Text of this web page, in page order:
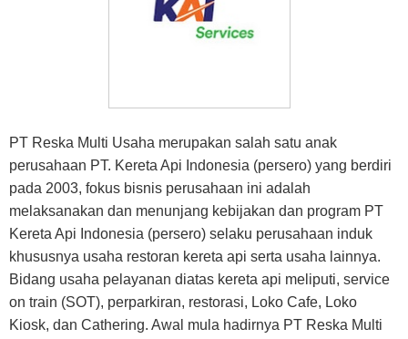
PT Reska Multi Usaha merupakan salah satu anak
perusahaan PT. Kereta Api Indonesia (persero) yang berdiri
pada 2003, fokus bisnis perusahaan ini adalah
melaksanakan dan menunjang kebijakan dan program PT
Kereta Api Indonesia (persero) selaku perusahaan induk
khususnya usaha restoran kereta api serta usaha lainnya.
Bidang usaha pelayanan diatas kereta api meliputi, service
on train (SOT), perparkiran, restorasi, Loko Cafe, Loko
Kiosk, dan Cathering. Awal mula hadirnya PT Reska Multi